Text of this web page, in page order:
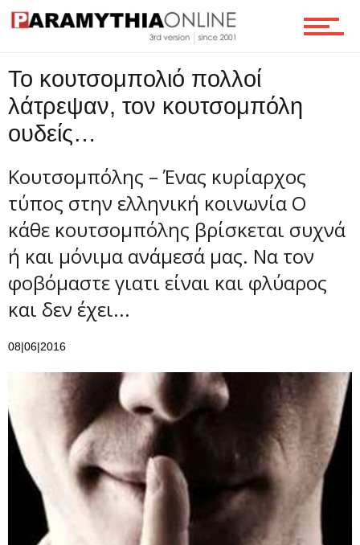
Επικοινωνία
Το κουτσομπολιό πολλοί
λάτρεψαν, τον κουτσομπόλη
ουδείς…
Κουτσομπόλης – Ένας κυρίαρχος
τύπος στην ελληνική κοινωνία O
κάθε κουτσομπόλης βρίσκεται συχνά
ή και μόνιμα ανάμεσά μας. Να τον
φοβόμαστε γιατι είναι και φλύαρος
και δεν έχει...
08|06|2016